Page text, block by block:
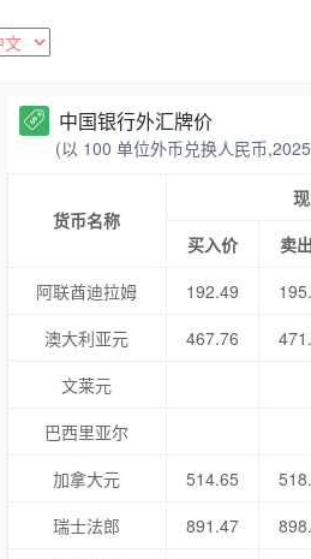
中国银行外汇牌价
(以 100 单位外币兑换人民币
货币名称
买入价
卖
阿联酋迪拉姆
192.49
澳大利亚元
467.76
文莱元
巴西里亚尔
加拿大元
514.65
瑞士法郎
891.47